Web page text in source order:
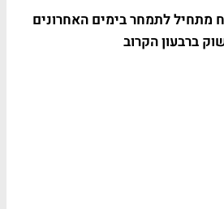
מתחיל לתמחר בימים האחרונים
ברבעון הקרוב